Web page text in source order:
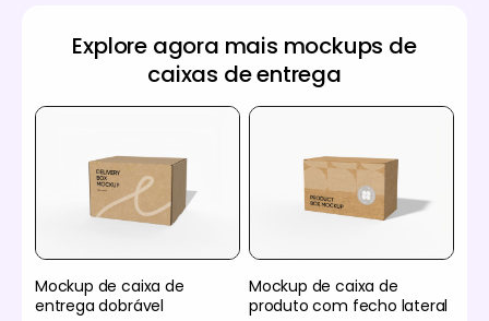
Explore agora mais mockups de
caixas de entrega
Mockup de caixa de
entrega dobrável
Mockup de caixa de
produto com fecho lateral